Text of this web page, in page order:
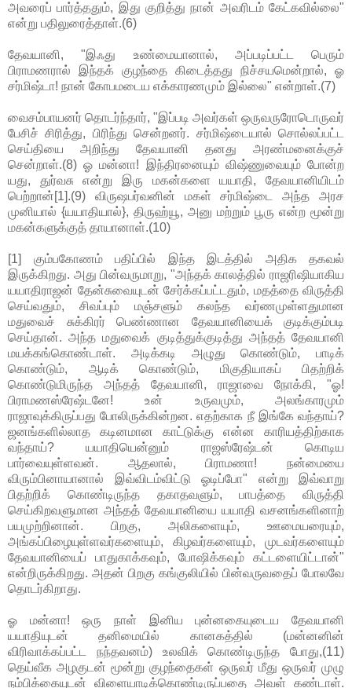
அவரைப் பார்த்ததும், இது குறித்து நான் அவரிடம் கேட்கவில்லை"
என்று பதிலுரைத்தாள்.(6)
தேவயானி, "இஃது உண்மையானால், அப்படிப்பட்ட பெரும்
பிராமணரால் இந்தக் குழந்தை கிடைத்தது நிச்சயமென்றால், ஓ
சர்மிஷ்டா! நான் கோபமடைய எக்காரணமும் இல்லை" என்றாள்.(7)
வைசம்பாயனர் தொடர்ந்தார், "இப்படி அவர்கள் ஒருவருரோடொருவர்
பேசிச் சிரித்து, பிரிந்து சென்றனர். சர்மிஷ்டையால் சொல்லப்பட்ட
செய்தியை அறிந்து தேவயானி தனது அரண்மனைக்குச்
சென்றாள்.(8) ஓ மன்னா! இந்திரனையும் விஷ்ணுவையும் போன்ற
யது, துர்வசு என்று இரு மகன்களை யயாதி, தேவயானியிடம்
பெற்றான்[1].(9) விருஷபர்வனின் மகள் சர்மிஷ்டை அந்த அரச
முனியால் {யயாதியால்}, திருஹ்யூ, அனு மற்றும் பூரு என்ற மூன்று
மகன்களுக்குத் தாயானாள்.(10)
[1] கும்பகோணம் பதிப்பில் இந்த இடத்தில் அதிக தகவல்
இருக்கிறது. அது பின்வருமாறு, "அந்தக் காலத்தில் ராஜரிஷியாகிய
யயாதிராஜன் தேன்சுவையுடன் சேர்க்கப்பட்டதும், மதத்தை விருத்தி
செய்வதும், சிவப்பும் மஞ்சளும் கலந்த வர்ணமுள்ளதுமான
மதுவைச் சுக்கிரர் பெண்ணான தேவயானியைக் குடிக்கும்படி
செய்தான். அந்த மதுவைக் குடித்துக்குடித்து அந்தத் தேவயானி
மயக்கங்கொண்டாள். அடிக்கடி அழுது கொண்டும், பாடிக்
கொண்டும், ஆடிக் கொண்டும், மிகுதியாகப் பிதற்றிக்
கொண்டுமிருந்த அந்தத் தேவயானி, ராஜாவை நோக்கி, "ஓ!
பிராமணஸ்ரேஷ்டனே! உன் உருவமும், அலங்காரமும்
ராஜாவுக்கிருப்பது போலிருக்கின்றன. எதற்காக நீ இங்கே வந்தாய்?
ஜனங்களில்லாத கடினமான காட்டுக்கு என்ன காரியத்திற்காக
வந்தாய்? யயாதியென்னும் ராஜஸ்ரேஷ்டன் கொடிய
பார்வையுள்ளவன். ஆதலால், பிராமணா! நன்மையை
விரும்பினாயானால் இவ்விடம்விட்டு ஓடிப்போ" என்று இவ்வாறு
பிதற்றிக் கொண்டிருந்த தகாதவளும், பாபத்தை விருத்தி
செய்கிறவளுமான அந்தத் தேவயானியை யயாதி வசனங்களினாற்
பயமுற்றினான். பிறகு, அலிகளையும், ஊமையரையும்,
அங்கப்பிழையுள்ளவர்களையும், கிழவர்களையும், முடவர்களையும்
தேவயானியைப் பாதுகாக்கவும், போஷிக்கவும் கட்டளையிட்டான்"
என்றிருக்கிறது. அதன் பிறகு கங்குலியில் பின்வருவதைப் போலவே
தொடர்கிறாது.
ஓ மன்னா! ஒரு நாள் இனிய புன்னகையுடைய தேவயானி
யயாதியுடன் தனிமையில் கானகத்தில் (மன்னனின்
விரிவாக்கப்பட்ட நந்தவனம்) உலவிக் கொண்டிருந்த போது,(11)
தெய்வீக அழகுடன் மூன்று குழந்தைகள் ஒருவர் மீது ஒருவர் முழு
நம்பிக்கையுடன் விளையாடிக்கொண்டிருப்பதை அவள் கண்டாள்.